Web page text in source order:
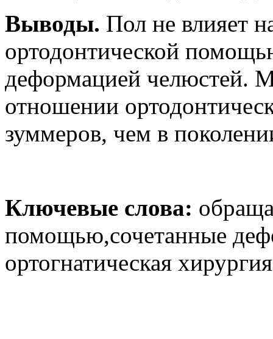
Выводы. Пол не влияет
ортодонтической
деформацией челюстей.
отношении
зуммеров, чем в
Ключевые слова:
помощью,сочетанные
ортогнатическая хирургия